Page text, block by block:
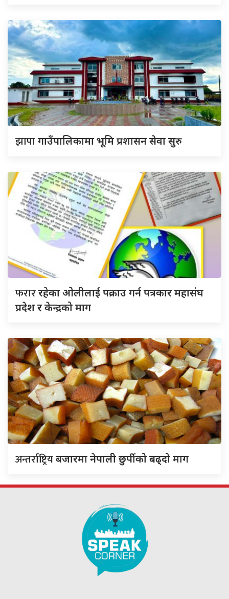
झापागाउँपालिकामा भूमि प्रशासन सेवा सुरु
फराररहेका ओलीलाई पक्राउ गर्न पत्रकार महासंघ
प्रदेश र केन्द्रको माग
अन्तर्राष्ट्रियबजारमा नेपाली छुर्पीको बढ्दो माग